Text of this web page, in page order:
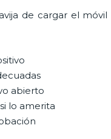
de cargar el móvil
abierto
lo amerita